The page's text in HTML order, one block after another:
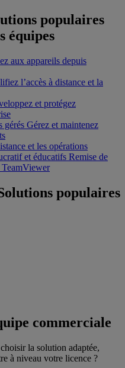
populaires
équipes
aux appareils depuis
l’accès à distance et la
et protégez
gérés Gérez et maintenez
et les opérations
et éducatifs Remise de
populaires
commerciale
la solution adaptée,
à niveau votre licence ?